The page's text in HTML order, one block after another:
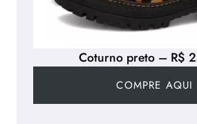
Coturno preto – R$
COMPRE AQUI